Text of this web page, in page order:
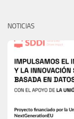
NOTICIAS